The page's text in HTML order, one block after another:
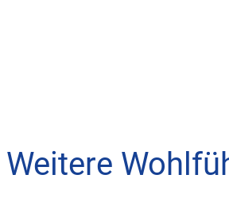
Weitere